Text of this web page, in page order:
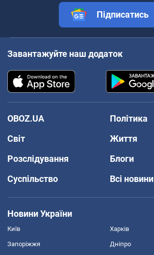
Підписатись
Завантажуйте наш додаток
OBOZ.UA
Політика
Світ
Життя
Розслідування
Блоги
Суспільство
Всі новини
Новини України
Київ Харків
Запоріжжя Дніпро